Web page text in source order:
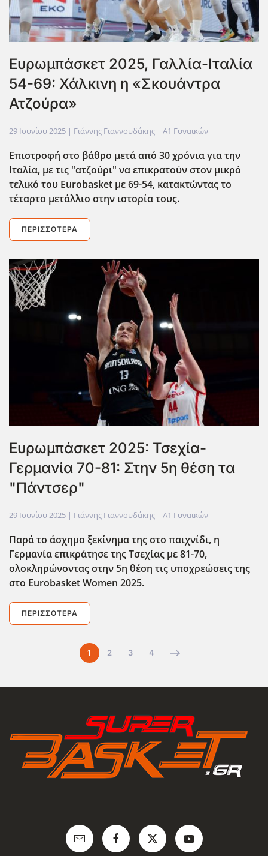
Ευρωμπάσκετ 2025, Γαλλία-Ιταλία
54-69: Χάλκινη η «Σκουάντρα
Ατζούρα»
29 Ιουνίου 2025 | Γιάννης Γιαννουδάκης | Α1 Γυναικών
Επιστροφή στο βάθρο μετά από 30 χρόνια για την
Ιταλία, με τις "ατζούρι" να επικρατούν στον μικρό
τελικό του Eurobasket με 69-54, κατακτώντας το
τέταρτο μετάλλιο στην ιστορία τους.
ΠΕΡΙΣΣΌΤΕΡΑ
Ευρωμπάσκετ 2025: Τσεχία-
Γερμανία 70-81: Στην 5η θέση τα
"Πάντσερ"
29 Ιουνίου 2025 | Γιάννης Γιαννουδάκης | Α1 Γυναικών
Παρά το άσχημο ξεκίνημα της στο παιχνίδι, η
Γερμανία επικράτησε της Τσεχίας με 81-70,
ολοκληρώνοντας στην 5η θέση τις υποχρεώσεις της
στο Eurobasket Women 2025.
ΠΕΡΙΣΣΌΤΕΡΑ
1 2 3 4